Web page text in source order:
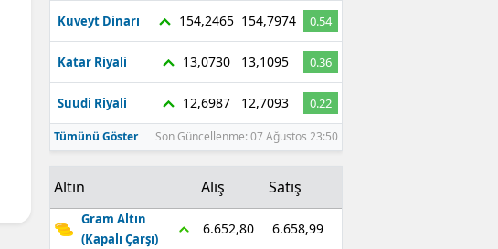
Kuveyt Dinarı 154,2465 154,7974 0.54
Katar Riyali 13,0730 13,1095 0.36
Suudi Riyali 12,6987 12,7093 0.22
Tümünü Göster Son Güncellenme: 07 Ağustos 23:50
Altın Alış Satış
Gram Altın
(Kapalı Çarşı)
6.652,80 6.658,99